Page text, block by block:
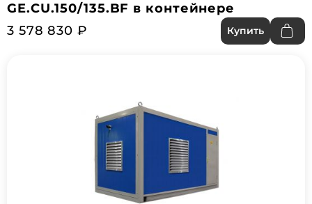
GE.CU.150/135.BF в контейнере
3 578 830 ₽
Купить